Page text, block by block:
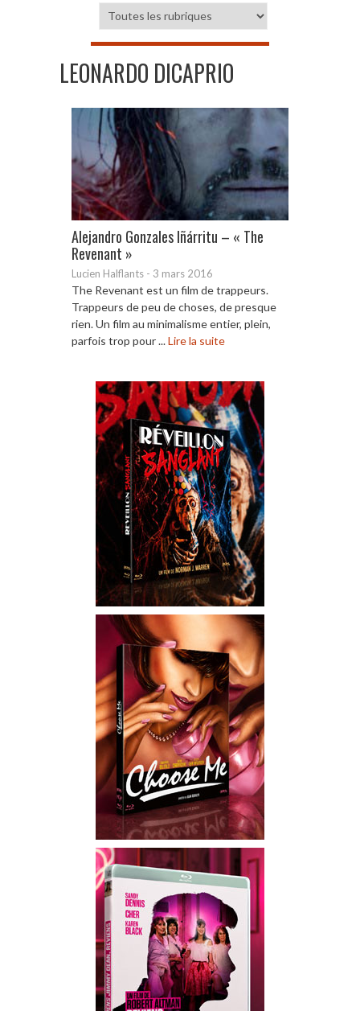
LEONARDO DICAPRIO
Alejandro Gonzales Iñárritu – « The
Revenant »
Lucien Halflants - 3 mars 2016
The Revenant est un film de trappeurs.
Trappeurs de peu de choses, de presque
rien. Un film au minimalisme entier, plein,
parfois trop pour ...Lire la suite